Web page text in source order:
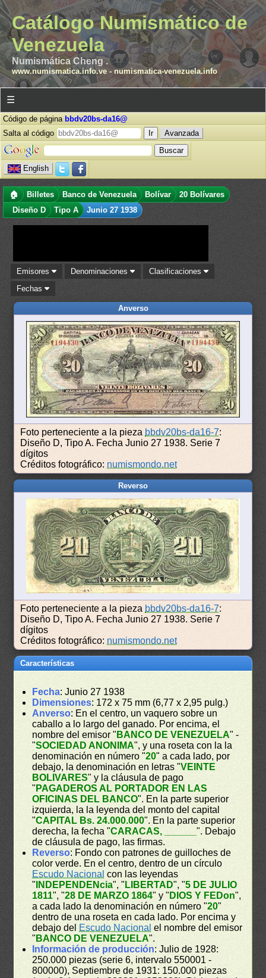
Catálogo Numismático de
Venezuela
Numismática Cheng .
www.numismatica.info.ve- numismatica-venezuela.info
☰
Código de página bbdv20bs-da16@
Salta al código
Avanzada
English
🏠 Billetes Banco de Venezuela Bolívar
20 Bolívares
Diseño D
Tipo A Junio 27 1938
Emisores Denominaciones
Clasificaciones
Fechas
Anverso
Foto perteneciente a la pieza bbdv20bs-da16-7:
Diseño D, Tipo A. Fecha Junio 27 1938. Serie 7
dígitos
Créditos fotográfico: numismondo.net
Reverso
Foto perteneciente a la pieza bbdv20bs-da16-7:
Diseño D, Tipo A. Fecha Junio 27 1938. Serie 7
dígitos
Créditos fotográfico: numismondo.net
Características
Fecha: Junio 27 1938
Dimensiones: 172 x 75 mm (6,77 x 2,95 pulg.)
Anverso: En el centro, un vaquero sobre un
caballo a lo largo del ganado. Por encima, el
nombre del emisor " BANCO DE VENEZUELA" -
"SOCIEDAD ANONIMA", y una roseta con la la
denominación en número "20" a cada lado, por
debajo, la denominación en letras "VEINTE
BOLIVARES" y la cláusula de pago
" PAGADEROS AL PORTADOR EN LAS
OFICINAS DEL BANCO". En la parte superior
izquierda, la la leyenda del monto del capital
"CAPITAL Bs. 24.000.000". En la parte superior
derecha, la fecha "CARACAS, ______". Debajo
de cláusula de pago, las firmas.
Reverso: Fondo con patrones de guilloches de
color verde. En el centro, dentro de un círculo
Escudo Nacional con las leyendas
" INDEPENDENcia", " LIBERTAD", "5 DE JULIO
1811", "28 DE MARZO 1864" y " DIOS Y FEDon",
a cada lado la denominación en número "20"
dentro de una roseta en cada lado. Por encima y
debajo del Escudo Nacional el nombre del emisor
" BANCO DE VENEZUELA".
Información de producción: Julio de 1928:
250.000 piezas (serie 6, intervalo 550001 -
800000), Septiembre de 1931: 150.000 piezas